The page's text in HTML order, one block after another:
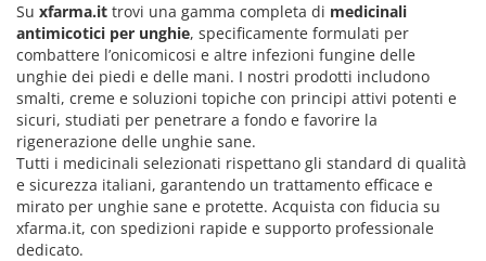
Su xfarma.it trovi una gamma completa di medicinali
antimicotici per unghie, specificamente formulati per
combattere l’onicomicosi e altre infezioni fungine delle
unghie dei piedi e delle mani. I nostri prodotti includono
smalti, creme e soluzioni topiche con principi attivi potenti e
sicuri, studiati per penetrare a fondo e favorire la
rigenerazione delle unghie sane.
Tutti i medicinali selezionati rispettano gli standard di qualità
e sicurezza italiani, garantendo un trattamento efficace e
mirato per unghie sane e protette. Acquista con fiducia su
xfarma.it, con spedizioni rapide e supporto professionale
dedicato.